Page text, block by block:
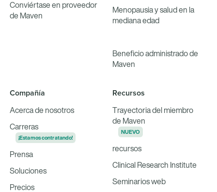
Conviértase en proveedor
de Maven
Menopausia y salud en la
mediana edad
Beneficio administrado de
Maven
Compañía
Acerca de nosotros
Carreras
¡Estamos contratando!
Prensa
Soluciones
Precios
Recursos
Trayectoria del miembro
de Maven
NUEVO
recursos
Clinical Research Institute
Seminarios web